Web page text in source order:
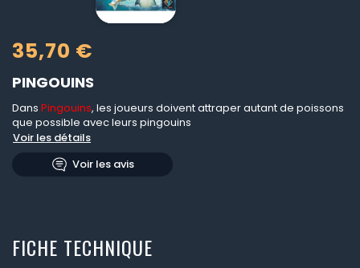
35,70 €
PINGOUINS
Dans Pingouins, les joueurs doivent attraper autant de poissons
que possible avec leurs pingouins
Voir les détails
Voir les avis
FICHE TECHNIQUE